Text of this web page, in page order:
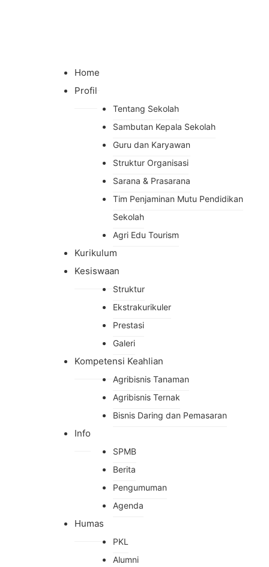
Home
Profil
Tentang Sekolah
Sambutan Kepala Sekolah
Guru dan Karyawan
Struktur Organisasi
Sarana & Prasarana
Tim Penjaminan Mutu Pendidikan
Sekolah
Agri Edu Tourism
Kurikulum
Kesiswaan
Struktur
Ekstrakurikuler
Prestasi
Galeri
Kompetensi Keahlian
Agribisnis Tanaman
Agribisnis Ternak
Bisnis Daring dan Pemasaran
Info
SPMB
Berita
Pengumuman
Agenda
Humas
PKL
Alumni